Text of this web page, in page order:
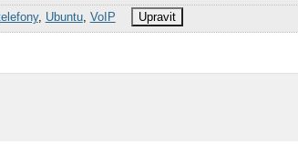
, Ubuntu, VoIP Upravit